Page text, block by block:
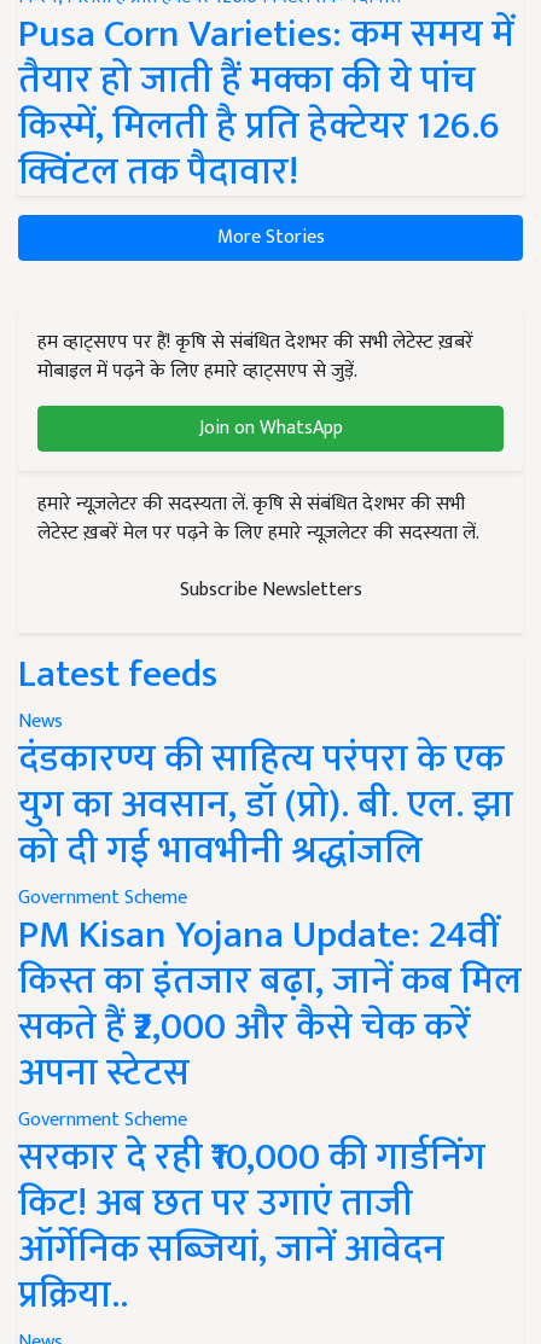
Pusa Corn Varieties: कम समय में
तैयार हो जाती हैं मक्का की ये पांच
किस्में, मिलती है प्रति हेक्टेयर 126.6
क्विंटल तक पैदावार!
More Stories
हम व्हाट्सएप पर हैं! कृषि से संबंधित देशभर की सभी लेटेस्ट ख़बरें
मोबाइल में पढ़ने के लिए हमारे व्हाट्सएप से जुड़ें.
Join on WhatsApp
हमारे न्यूज़लेटर की सदस्यता लें. कृषि से संबंधित देशभर की सभी
लेटेस्ट ख़बरें मेल पर पढ़ने के लिए हमारे न्यूज़लेटर की सदस्यता लें.
Subscribe Newsletters
Latest feeds
News
दंडकारण्य की साहित्य परंपरा के एक
युग का अवसान, डॉ (प्रो). बी. एल. झा
को दी गई भावभीनी श्रद्धांजलि
Government Scheme
PM Kisan Yojana Update: 24वीं
किस्त का इंतजार बढ़ा, जानें कब मिल
सकते हैं ₹2,000 और कैसे चेक करें
अपना स्टेटस
Government Scheme
सरकार दे रही ₹10,000 की गार्डनिंग
किट! अब छत पर उगाएं ताजी
ऑर्गेनिक सब्जियां, जानें आवेदन
प्रक्रिया..